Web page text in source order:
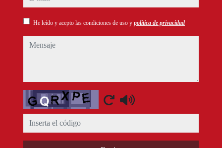
He leído y acepto las condiciones de uso y política de privacidad
mensaje
Captcha